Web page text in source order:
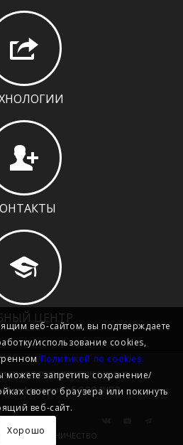
ЦЕНТР
ресурсом и создан с целью
информации об ООО "НПО
СОТРУДНИЧЕСТВО
веб-сайтом, вы подтверждаете
использование cookies,
Политикой по cookies.
можете запретить сохранение/
своего браузера или покинуть
веб-сайт.
Хорошо